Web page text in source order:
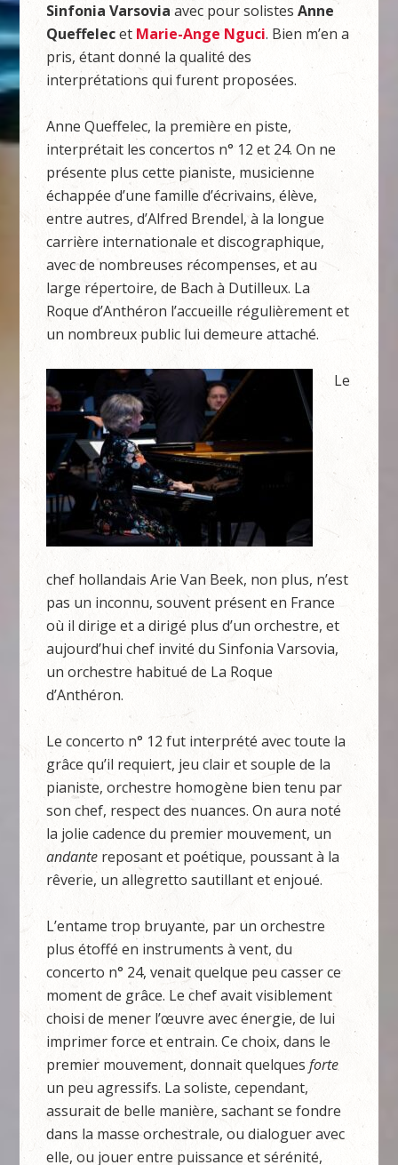
Sinfonia Varsovia avec pour solistesAnne
Queffelecet Marie-Ange Nguci. Bien m’en a
pris, étant donné la qualité des
interprétations qui furent proposées.
Anne Queffelec, la première en piste,
interprétait les concertos n° 12 et 24. On ne
présente plus cette pianiste, musicienne
échappée d’une famille d’écrivains, élève,
entre autres, d’Alfred Brendel, à la longue
carrière internationale et discographique,
avec de nombreuses récompenses, et au
large répertoire, de Bach à Dutilleux. La
Roque d’Anthéron l’accueille régulièrement et
un nombreux public lui demeure attaché.
Le
chef hollandais Arie Van Beek, non plus, n’est
pas un inconnu, souvent présent en France
où il dirige et a dirigé plus d’un orchestre, et
aujourd’hui chef invité du Sinfonia Varsovia,
un orchestre habitué de La Roque
d’Anthéron.
Le concerto n° 12 fut interprété avec toute la
grâce qu’il requiert, jeu clair et souple de la
pianiste, orchestre homogène bien tenu par
son chef, respect des nuances. On aura noté
la jolie cadence du premier mouvement, un
andante reposant et poétique, poussant à la
rêverie, un allegretto sautillant et enjoué.
L’entame trop bruyante, par un orchestre
plus étoffé en instruments à vent, du
concerto n° 24, venait quelque peu casser ce
moment de grâce. Le chef avait visiblement
choisi de mener l’œuvre avec énergie, de lui
imprimer force et entrain. Ce choix, dans le
premier mouvement, donnait quelquesforte
un peu agressifs. La soliste, cependant,
assurait de belle manière, sachant se fondre
dans la masse orchestrale, ou dialoguer avec
elle, ou jouer entre puissance et sérénité,